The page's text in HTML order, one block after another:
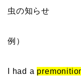
虫の知らせ
例）
I had a